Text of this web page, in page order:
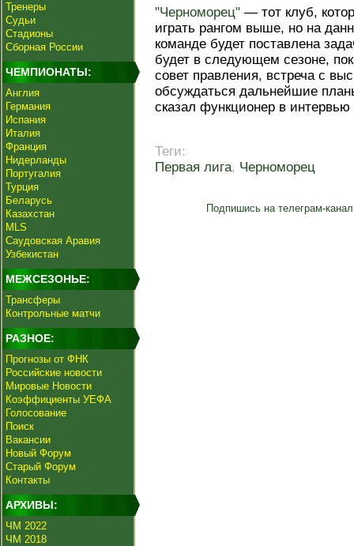
Тренеры
Судьи
Стадионы
Сборная России
ЧЕМПИОНАТЫ:
Англия
Германия
Испания
Италия
Франция
Нидерланды
Португалия
Турция
Беларусь
Казахстан
MLS
Саудовская Аравия
Узбекистан
МЕЖСЕЗОНЬЕ:
Трансферы
Контрольные матчи
РАЗНОЕ:
Прогнозы от ФНК
Российские новости
Мировые Новости
Коэффициенты УЕФА
Голосование
Поиск
Вакансии
Новый Форум
Старый Форум
Контакты
АРХИВЫ:
ЧМ 2022
ЧМ 2018
"Черноморец" — тот клуб,
играть рангом выше, но на
команде будет поставлена
будет в следующем сезоне,
совет правления, встреча с
обсуждаться дальнейшие
сказал функционер в
Теги:
Первая лига, Черноморец
Подпишись на телеграм-